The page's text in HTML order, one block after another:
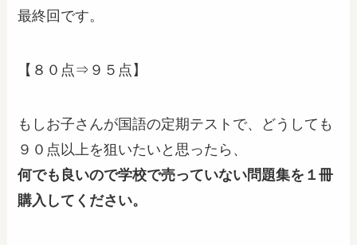
最終回です。
【８０点⇒９５点】
もしお子さんが国語の定期テストで、どうしても
９０点以上を狙いたいと思ったら、
何でも良いので学校で売っていない問題集を１冊
購入してください。